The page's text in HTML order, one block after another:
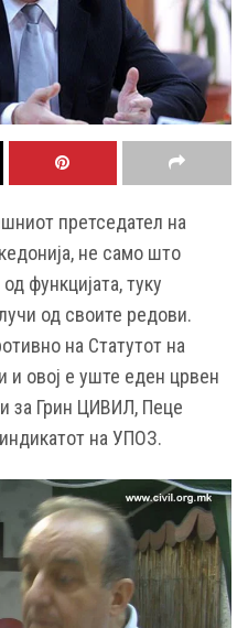
претседател на
не само што
функцијата, туку
од своите редови.
на Статутот на
и овој е уште еден црвен
за Грин ЦИВИЛ, Пеце
на УПОЗ.